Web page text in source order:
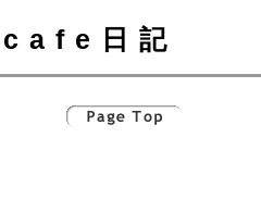
cafe日記